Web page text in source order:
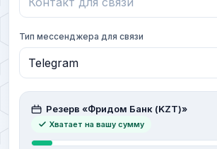
Тип мессенджера для связи
Резерв «Фридом Банк (KZT)»
Хватает на вашу сумму